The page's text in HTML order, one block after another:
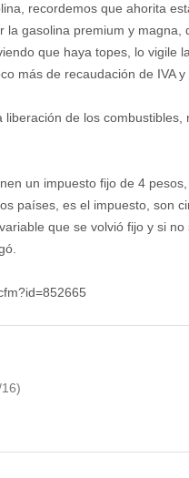
recordemos que ahorita
la gasolina premium y
que haya topes, lo vigile
más de recaudación de IVA y
de los
un impuesto fijo de 4
países, es el impuesto, son
que se volvió fijo y si